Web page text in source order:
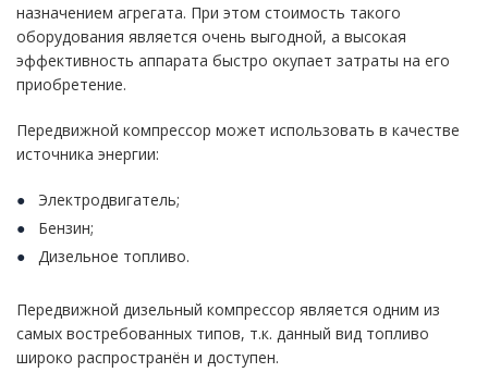
назначением агрегата. При этом стоимость такого
оборудования является очень выгодной, а высокая
эффективность аппарата быстро окупает затраты на его
приобретение.
Передвижной компрессор может использовать в качестве
источника энергии:
Электродвигатель;
Бензин;
Дизельное топливо.
Передвижной дизельный компрессор является одним из
самых востребованных типов, т.к. данный вид топливо
широко распространён и доступен.